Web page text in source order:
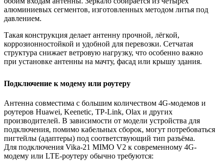
алюминиевых сегментов, изготовленных методом литья под
давлением.
Такая конструкция делает антенну прочной, лёгкой,
коррозионностойкой и удобной для перевозки. Сетчатая
структура снижает ветровую нагрузку, что особенно важно
при установке антенны на мачту, фасад или крышу здания.
Подключение к модему или роутеру
Антенна совместима с большим количеством 4G‑модемов и
роутеров Huawei, Keenetic, TP‑Link, Olax и других
производителей. В зависимости от модели устройства для
подключения, помимо кабельных сборок, могут потребоваться
пигтейлы (адаптеры) под соответствующий тип разъёма.
Для подключения Vika-21 MIMO V2 к современному 4G-
модему или LTE-роутеру обычно требуются: